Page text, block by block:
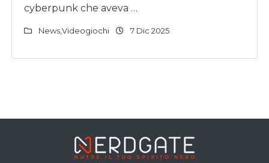
cyberpunk che aveva …
NewsVideogiochi 7 Dic 2025